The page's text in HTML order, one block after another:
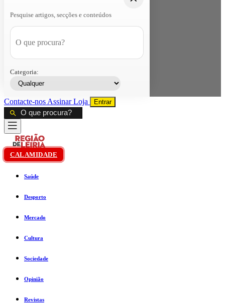
Pesquise artigos, secções e conteúdos
Categoria:
Contacte-nos AssinarLoja Entrar
CALAMIDADE
Saúde
Desporto
Mercado
Cultura
Sociedade
Opinião
Revistas